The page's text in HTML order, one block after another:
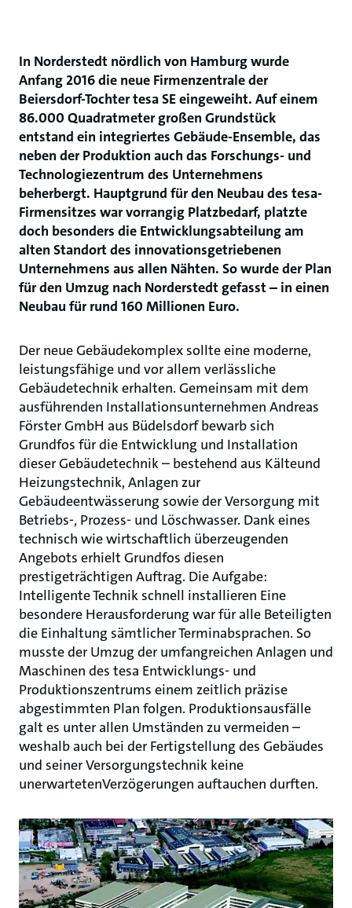
In Norderstedt nördlich von Hamburg wurde
Anfang 2016 die neue Firmenzentrale der
Beiersdorf-Tochter tesa SE eingeweiht. Auf einem
86.000 Quadratmeter großen Grundstück
entstand ein integriertes Gebäude-Ensemble, das
neben der Produktion auch das Forschungs- und
Technologiezentrum des Unternehmens
beherbergt. Hauptgrund für den Neubau des tesa-
Firmensitzes war vorrangig Platzbedarf, platzte
doch besonders die Entwicklungsabteilung am
alten Standort des innovationsgetriebenen
Unternehmens aus allen Nähten. So wurde der Plan
für den Umzug nach Norderstedt gefasst – in einen
Neubau für rund 160 Millionen Euro.
Der neue Gebäudekomplex sollte eine moderne,
leistungsfähige und vor allem verlässliche
Gebäudetechnik erhalten. Gemeinsam mit dem
ausführenden Installationsunternehmen Andreas
Förster GmbH aus Büdelsdorf bewarb sich
Grundfos für die Entwicklung und Installation
dieser Gebäudetechnik – bestehend aus Kälteund
Heizungstechnik, Anlagen zur
Gebäudeentwässerung sowie der Versorgung mit
Betriebs-, Prozess- und Löschwasser. Dank eines
technisch wie wirtschaftlich überzeugenden
Angebots erhielt Grundfos diesen
prestigeträchtigen Auftrag. Die Aufgabe:
Intelligente Technik schnell installieren Eine
besondere Herausforderung war für alle Beteiligten
die Einhaltung sämtlicher Terminabsprachen. So
musste der Umzug der umfangreichen Anlagen und
Maschinen des tesa Entwicklungs- und
Produktionszentrums einem zeitlich präzise
abgestimmten Plan folgen. Produktionsausfälle
galt es unter allen Umständen zu vermeiden –
weshalb auch bei der Fertigstellung des Gebäudes
und seiner Versorgungstechnik keine
unerwartetenVerzögerungen auftauchen durften.